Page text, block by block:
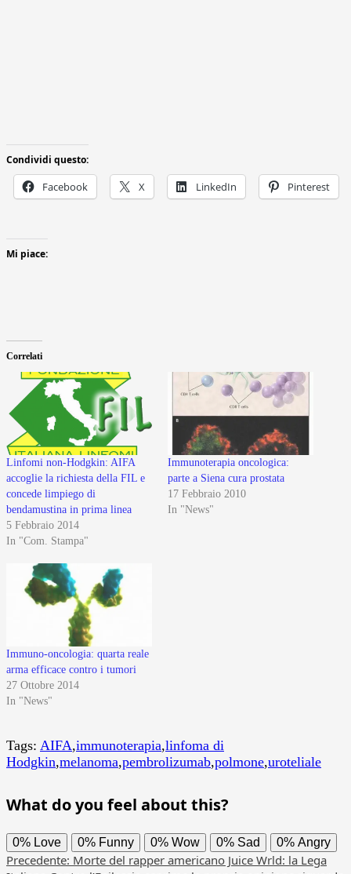
Condividi questo:
Facebook X LinkedIn Pinterest
Mi piace:
Correlati
Linfomi non-Hodgkin: AIFA
accoglie la richiesta della FIL e
concede limpiego di
bendamustina in prima linea
5 Febbraio 2014
In "Com. Stampa"
Immunoterapia oncologica:
parte a Siena cura prostata
17 Febbraio 2010
In "News"
Immuno-oncologia: quarta reale
arma efficace contro i tumori
27 Ottobre 2014
In "News"
Tags: AIFA,immunoterapia,linfoma di
Hodgkin,melanoma,pembrolizumab,polmone,uroteliale
What do you feel about this?
0% Love 0% Funny 0% Wow 0% Sad 0% Angry
Navigazione
Precedente: Morte del rapper americano Juice Wrld: la Lega